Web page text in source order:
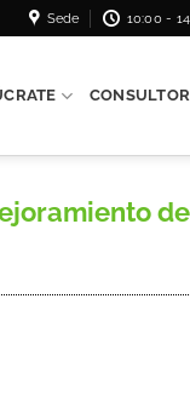
Sede 10:00 -